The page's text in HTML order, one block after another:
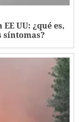
UU: ¿qué es,
síntomas?